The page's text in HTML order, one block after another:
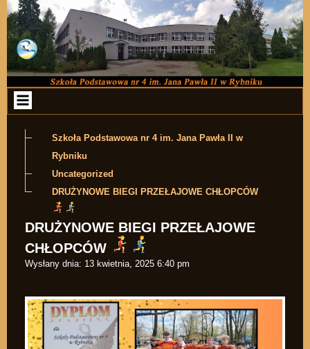
Przejdź do zawartości
Szkoła Podstawowa nr 4 im. Jana Pawła II w
Rybniku
Uncategorized
DRUŻYNOWE BIEGI PRZEŁAJOWE CHŁOPCÓW
DRUŻYNOWE BIEGI PRZEŁAJOWE
CHŁOPCÓW
Wysłany dnia: 13 kwietnia, 2025 6:40 pm